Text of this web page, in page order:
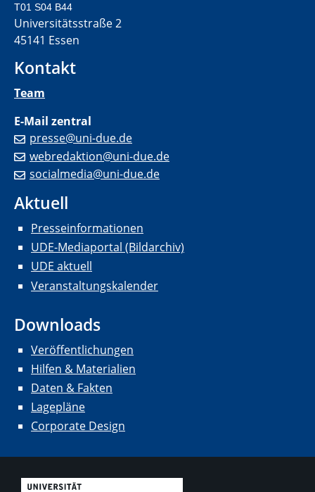
T01 S04 B44
Universitätsstraße 2
45141 Essen
Kontakt
Team
E-Mail zentral
presse@uni-due.de
webredaktion@uni-due.de
socialmedia@uni-due.de
Aktuell
Presseinformationen
UDE-Mediaportal (Bildarchiv)
UDE aktuell
Veranstaltungskalender
Downloads
Veröffentlichungen
Hilfen & Materialien
Daten & Fakten
Lagepläne
Corporate Design